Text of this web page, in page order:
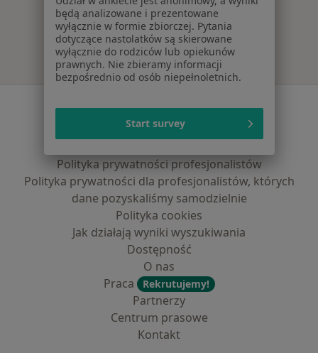
Więcej w kategorii: Najpopularniejsze
Regulamin
Polityka prywatności profesjonalistów
Polityka prywatności dla profesjonalistów, których
dane pozyskaliśmy samodzielnie
Polityka cookies
Jak działają wyniki wyszukiwania
Dostępność
O nas
Praca
Rekrutujemy!
Partnerzy
Centrum prasowe
Kontakt
będą analizowane i prezentowane
wyłącznie w formie zbiorczej. Pytania
dotyczące nastolatków są skierowane
wyłącznie do rodziców lub opiekunów
prawnych. Nie zbieramy informacji
bezpośrednio od osób niepełnoletnich.
Start survey